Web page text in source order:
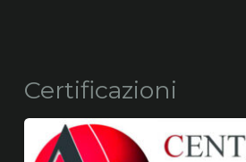
Certificazioni